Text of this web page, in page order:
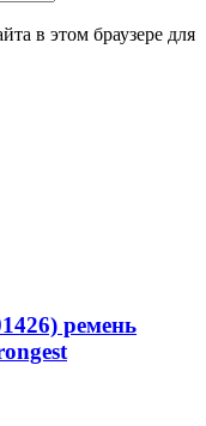
в этом браузере для
ремень